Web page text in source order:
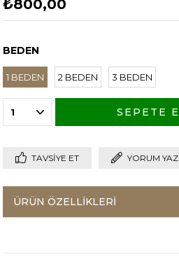
₺800,00
BEDEN
1 BEDEN 2 BEDEN 3 BEDEN
TAVSIYE ET YORUM YAZ
ÜRÜN ÖZELLIKLERI